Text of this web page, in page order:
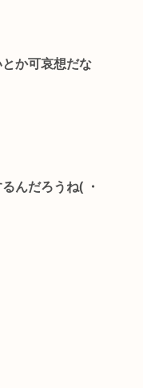
か可哀想だな
んだろうね( ・